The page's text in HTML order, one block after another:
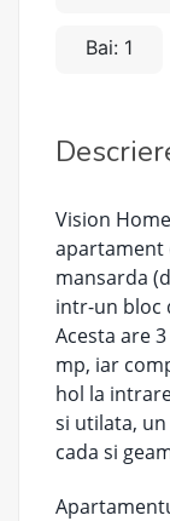
Bai: 1
Vision
apartament
mansarda
intr-un bloc
Acesta are
mp, iar
hol la
si utilata,
cada si